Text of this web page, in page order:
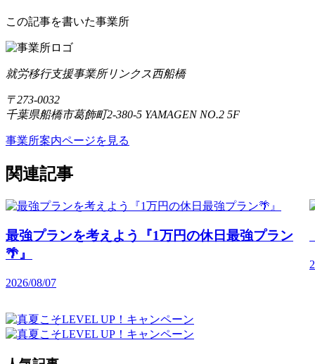
この記事を書いた事業所
就労移行支援事業所リンクス西船橋
〒273-0032
千葉県船橋市葛飾町2-380-5 YAMAGEN NO.2 5F
事業所案内ページを見る
関連記事
最強プランを考えよう『1万円の休日最強プラン
🌴』
2026/08/07